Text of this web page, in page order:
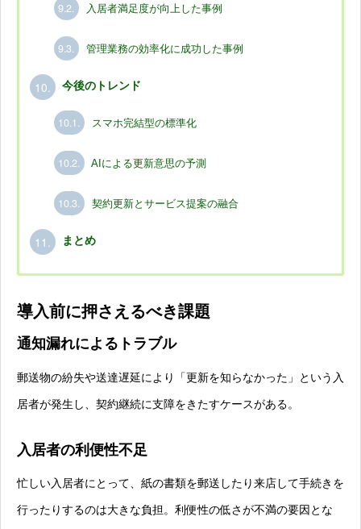
9.2. 入居者満足度が向上した事例
9.3. 管理業務の効率化に成功した事例
10. 今後のトレンド
10.1. スマホ完結型の標準化
10.2. AIによる更新意思の予測
10.3. 契約更新とサービス提案の融合
11. まとめ
導入前に押さえるべき課題
通知漏れによるトラブル
郵送物の紛失や送達遅延により「更新を知らなかった」という入
居者が発生し、契約継続に支障をきたすケースがある。
入居者の利便性不足
忙しい入居者にとって、紙の書類を郵送したり来店して手続きを
行ったりするのは大きな負担。利便性の低さが不満の要因とな